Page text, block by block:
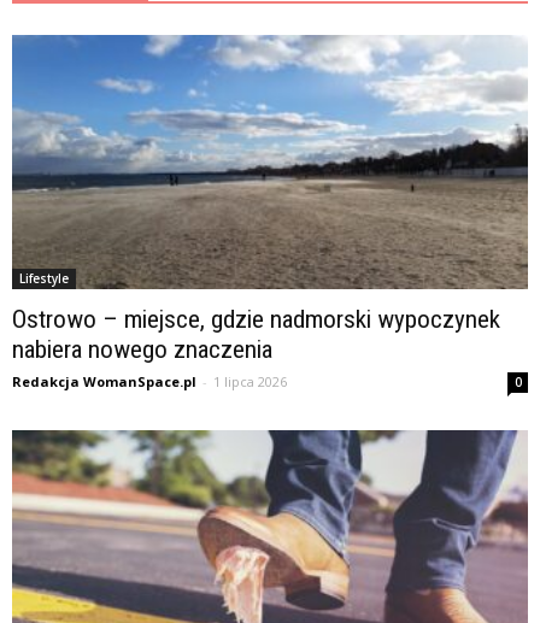
Lifestyle
Ostrowo – miejsce, gdzie nadmorski wypoczynek
nabiera nowego znaczenia
Redakcja WomanSpace.pl - 1 lipca 2026 0